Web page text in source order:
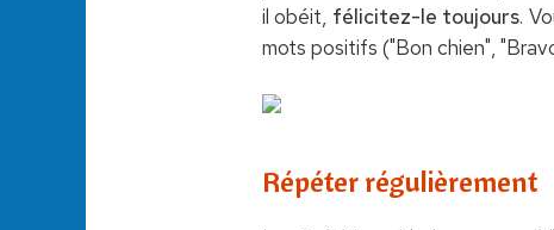
il obéit, félicitez-le toujours.
mots positifs ("Bon chien",
Répéter régulièrement